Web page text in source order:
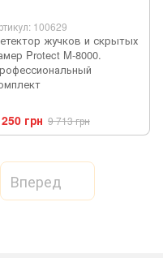
100629
жучков и скрытых
Protect M-8000.
грн 9 713 грн
Вперед